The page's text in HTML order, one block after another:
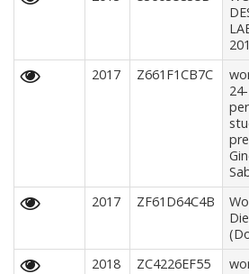
2017
Z661F1CB7C
2017
ZF61D64C4B
2018
ZC4226EF55